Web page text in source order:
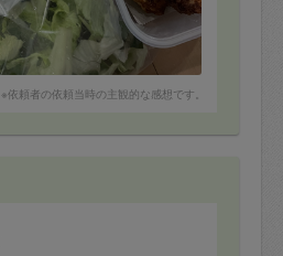
※依頼者の依頼当時の主観的な感想です。